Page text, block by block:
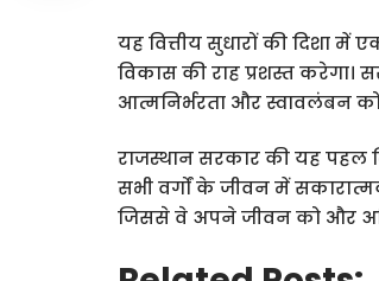
यह वित्तीय सुधारों की दिशा
विकास की राह प्रशस्त
आत्मनिर्भरता और स्वावलंबन को
राजस्थान सरकार की यह पहल
सभी वर्गों के जीवन में
जिससे वे अपने जीवन को और